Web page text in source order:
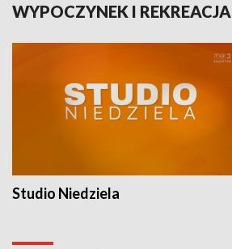
WYPOCZYNEK I REKREACJA
Studio Niedziela